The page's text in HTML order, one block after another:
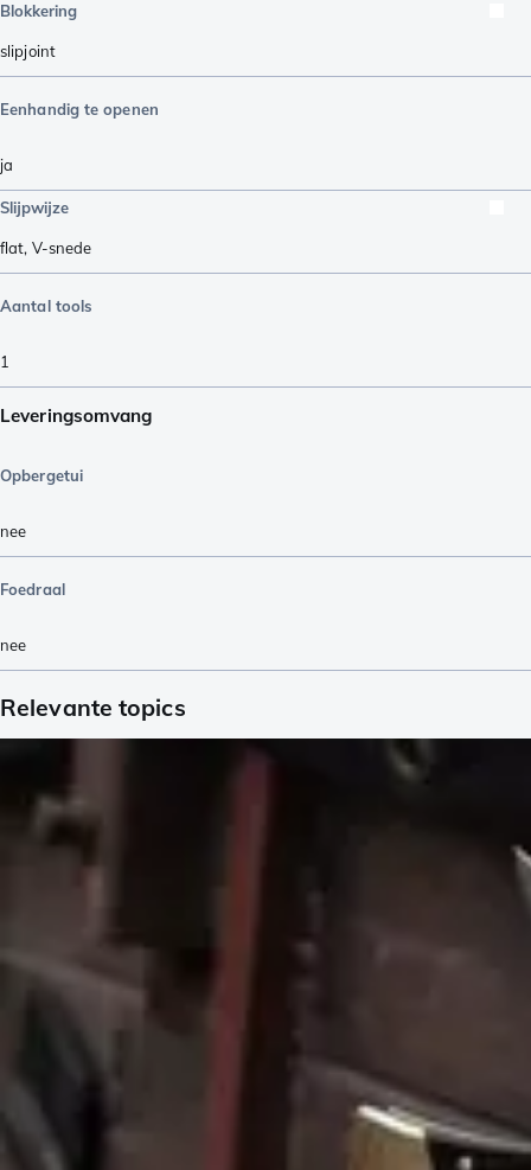
Blokkering
slipjoint
Eenhandig te openen
ja
Slijpwijze
flat, V-snede
Aantal tools
1
Leveringsomvang
Opbergetui
nee
Foedraal
nee
Relevante topics